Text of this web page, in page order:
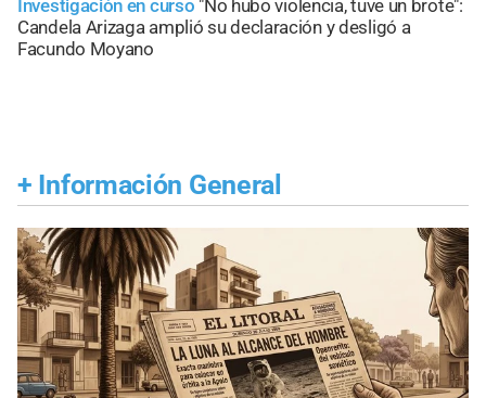
Investigación en curso "No hubo violencia, tuve un brote":
Candela Arizaga amplió su declaración y desligó a
Facundo Moyano
+ Información General